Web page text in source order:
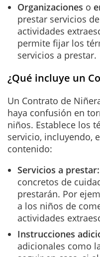
Organizaciones o
prestar servicios
actividades
permite fijar los
servicios a prestar.
¿Qué incluye un
Un Contrato de
haya confusión en
niños. Establece los
servicio, incluyendo,
contenido:
Servicios a prestar:
concretos de
prestarán. Por
a los niños de
actividades
Instrucciones
adicionales como